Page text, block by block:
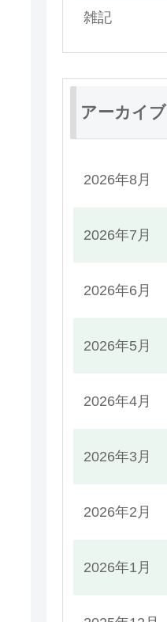
雑記
アーカイブ
2026年8月
2026年7月
2026年6月
2026年5月
2026年4月
2026年3月
2026年2月
2026年1月